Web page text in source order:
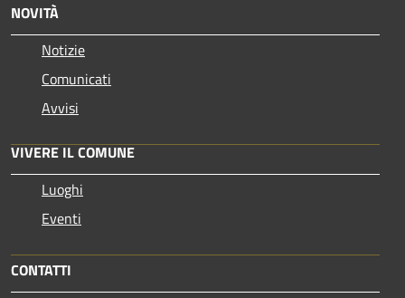
NOVITÀ
Notizie
Comunicati
Avvisi
VIVERE IL COMUNE
Luoghi
Eventi
CONTATTI